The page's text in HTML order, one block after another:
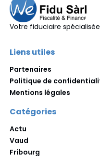
Votre fiduciaire
Liens utiles
Partenaires
Politique de
Mentions légales
Catégories
Actu
Vaud
Fribourg